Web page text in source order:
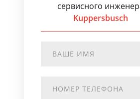
сервисного
Kuppersbusch